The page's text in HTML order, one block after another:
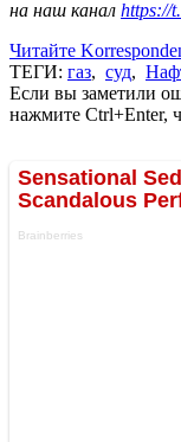
на наш канал https://
Читайте
ТЕГИ: газ, суд,
Если вы заметили
нажмите Ctrl+Enter,